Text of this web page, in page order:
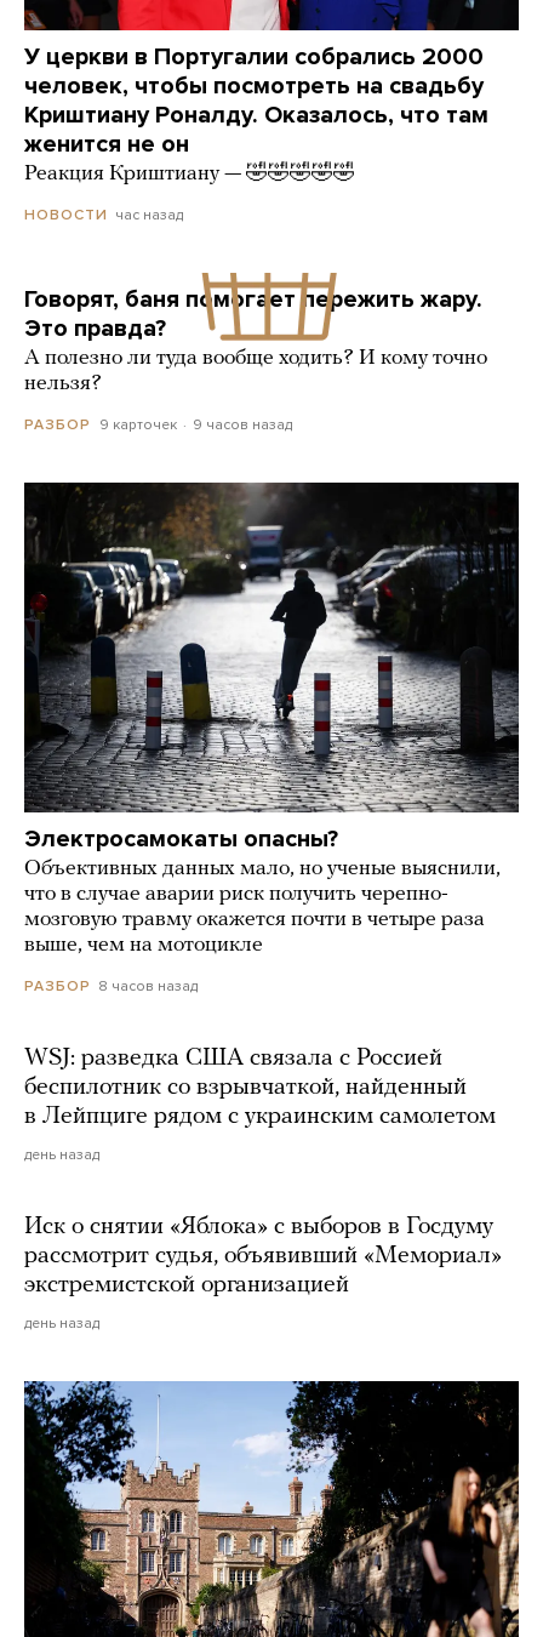
У церкви в Португалии собрались 2000
человек, чтобы посмотреть на свадьбу
Криштиану Роналду. Оказалось, что там
женится не он
Реакция Криштиану — 🤣🤣🤣🤣🤣
НОВОСТИ час назад
Говорят, баня помогает пережить жару.
Это правда?
А полезно ли туда вообще ходить? И кому точно
нельзя?
РАЗБОР 9 карточек 9 часов назад
Электросамокаты опасны?
Объективных данных мало, но ученые выяснили,
что в случае аварии риск получить черепно-
мозговую травму окажется почти в четыре раза
выше, чем на мотоцикле
РАЗБОР 8 часов назад
WSJ: разведка США связала с Россией
беспилотник со взрывчаткой, найденный
в Лейпциге рядом с украинским самолетом
день назад
Иск о снятии «Яблока» с выборов в Госдуму
рассмотрит судья, объявивший «Мемориал»
экстремистской организацией
день назад